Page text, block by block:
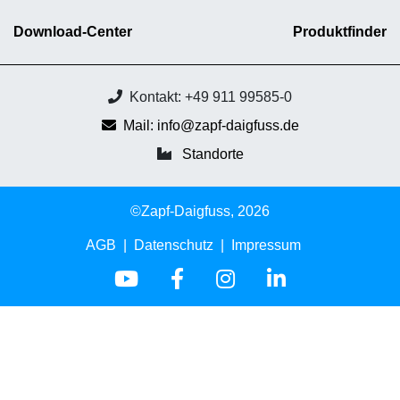
Download-Center Produktfinder
Kontakt: +49 911 99585-0
Mail: info@zapf-daigfuss.de
Standorte
©Zapf-Daigfuss, 2026
AGB Datenschutz Impressum